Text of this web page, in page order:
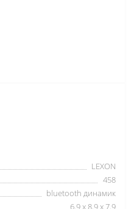
LEXON
458
bluetooth динамик
6.9 x 8.9 x 7.9